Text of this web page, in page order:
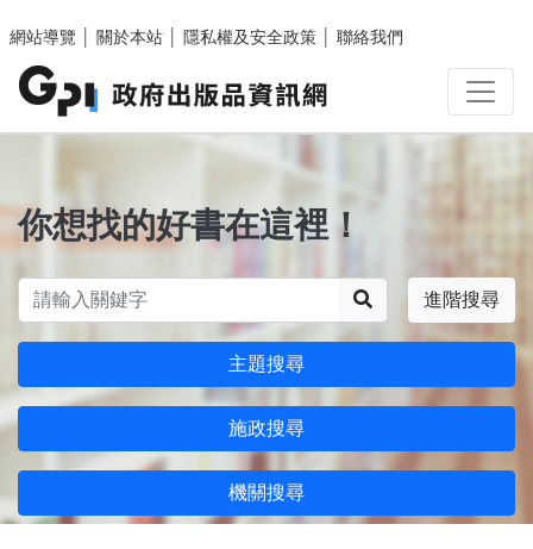
網站導覽
關於本站 隱私權及安全政策 聯絡我們
你想找的好書在這裡！
進階搜尋
主題搜尋
施政搜尋
機關搜尋